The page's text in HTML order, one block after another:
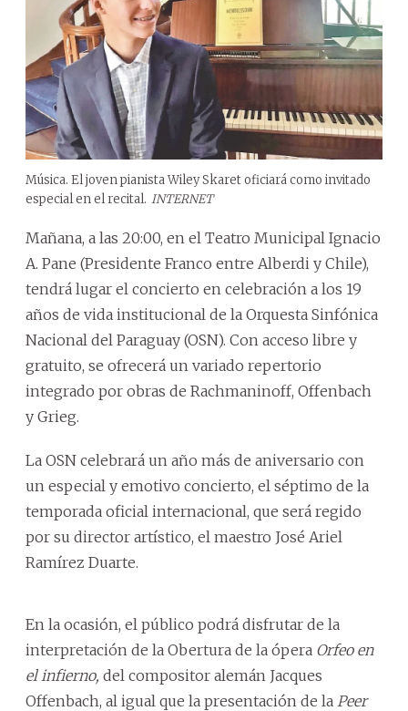
Música. El joven pianista Wiley Skaret oficiará como invitado
especial en el recital. INTERNET
Mañana, a las 20:00, en el Teatro Municipal Ignacio
A. Pane (Presidente Franco entre Alberdi y Chile),
tendrá lugar el concierto en celebración a los 19
años de vida institucional de la Orquesta Sinfónica
Nacional del Paraguay (OSN). Con acceso libre y
gratuito, se ofrecerá un variado repertorio
integrado por obras de Rachmaninoff, Offenbach
y Grieg.
La OSN celebrará un año más de aniversario con
un especial y emotivo concierto, el séptimo de la
temporada oficial internacional, que será regido
por su director artístico, el maestro José Ariel
Ramírez Duarte.
En la ocasión, el público podrá disfrutar de la
interpretación de la Obertura de la ópera Orfeo en
el infierno, del compositor alemán Jacques
Offenbach, al igual que la presentación de la Peer